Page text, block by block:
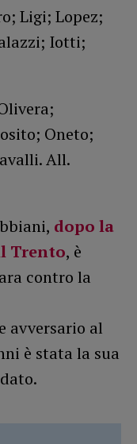
Ligi; Lopez;
Iotti;
Oneto;
All.
dopo la
Trento, è
contro la
avversario al
è stata la sua